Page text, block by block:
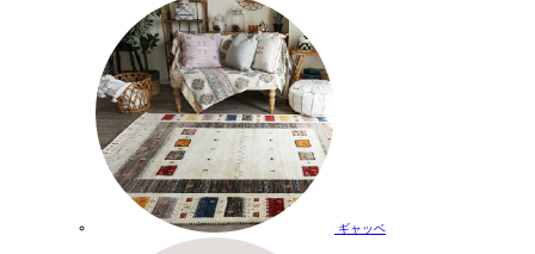
ギャッベ